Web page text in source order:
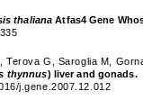
thaliana Atfas4 Gene
Terova G, Saroglia M,
thynnus) liver and gonads.
j.gene.2007.12.012